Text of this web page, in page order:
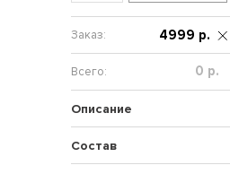
4999 р.
р.
Описание
Состав